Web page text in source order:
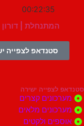
00:22:35
המתנחלת | דורון רהב #10 – ארז קליימן
סטנדאפ לצפייה ישירה
ישירה
קצרים
מלאים
ולקטים